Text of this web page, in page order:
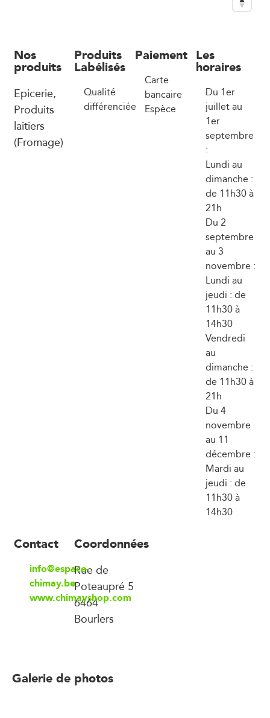
Nos
produits
Epicerie,
Produits
laitiers
(Fromage)
Produits
Labélisés
Qualité
différenciée
Paiement
Carte
bancaire
Espèce
Les
horaires
Du 1er
juillet au
1er
septembre
:
Lundi au
dimanche :
de 11h30 à
21h
Du 2
septembre
au 3
novembre :
Lundi au
jeudi : de
11h30 à
14h30
Vendredi
au
dimanche :
de 11h30 à
21h
Du 4
novembre
au 11
décembre :
Mardi au
jeudi : de
11h30 à
14h30
Contact
info@espace-
chimay.be
www.chimayshop.com
Coordonnées
Rue de
Poteaupré 5
6464
Bourlers
Galerie de photos